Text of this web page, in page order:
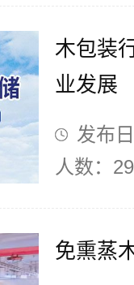
木包装
业发展
发布
人数：
免熏蒸